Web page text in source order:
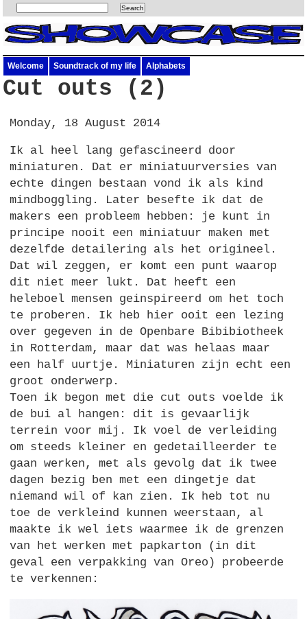
Welcome Soundtrack of my life Alphabets
Cut outs (2)
Monday, 18 August 2014
Ik al heel lang gefascineerd door
miniaturen. Dat er miniatuurversies van
echte dingen bestaan vond ik als kind
mindboggling. Later besefte ik dat de
makers een probleem hebben: je kunt in
principe nooit een miniatuur maken met
dezelfde detailering als het origineel.
Dat wil zeggen, er komt een punt waarop
dit niet meer lukt. Dat heeft een
heleboel mensen geinspireerd om het toch
te proberen. Ik heb hier ooit een lezing
over gegeven in de Openbare Bibibiotheek
in Rotterdam, maar dat was helaas maar
een half uurtje. Miniaturen zijn echt een
groot onderwerp.
Toen ik begon met die cut outs voelde ik
de bui al hangen: dit is gevaarlijk
terrein voor mij. Ik voel de verleiding
om steeds kleiner en gedetailleerder te
gaan werken, met als gevolg dat ik twee
dagen bezig ben met een dingetje dat
niemand wil of kan zien. Ik heb tot nu
toe de verkleind kunnen weerstaan, al
maakte ik wel iets waarmee ik de grenzen
van het werken met papkarton (in dit
geval een verpakking van Oreo) probeerde
te verkennen: